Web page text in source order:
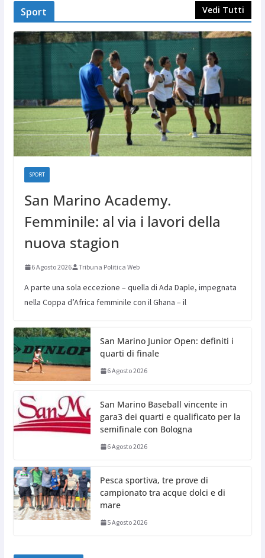
Sport Vedi Tutti
SPORT
San Marino Academy.
Femminile: al via i lavori della
nuova stagion
6 Agosto 2026 Tribuna Politica Web
A parte una sola eccezione – quella di Ada Daple, impegnata
nella Coppa d’Africa femminile con il Ghana – il
San Marino Junior Open: definiti i
quarti di finale
6 Agosto 2026
San Marino Baseball vincente in
gara3 dei quarti e qualificato per la
semifinale con Bologna
6 Agosto 2026
Pesca sportiva, tre prove di
campionato tra acque dolci e di
mare
5 Agosto 2026